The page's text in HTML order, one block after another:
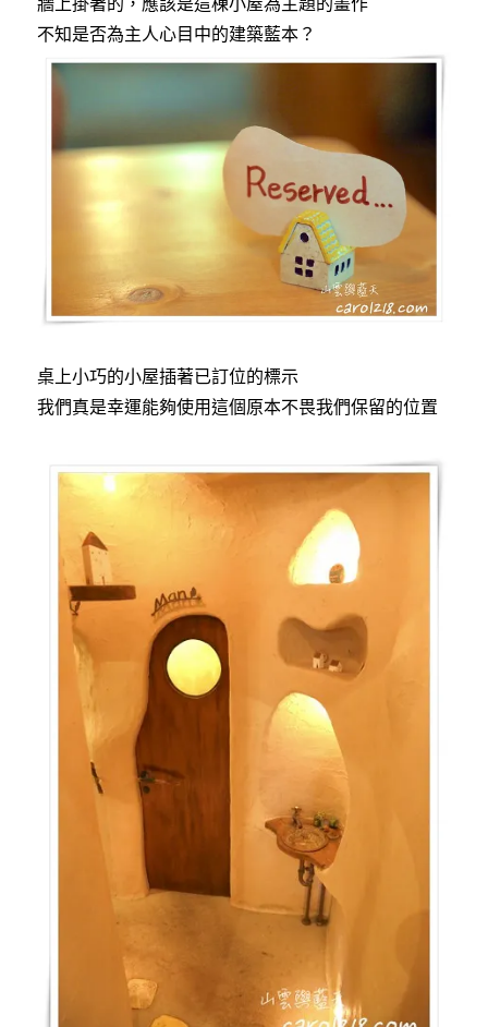
不知是否為主人心目中的建築藍本？
桌上小巧的小屋插著已訂位的標示
我們真是幸運能夠使用這個原本不畏我們保留的位置